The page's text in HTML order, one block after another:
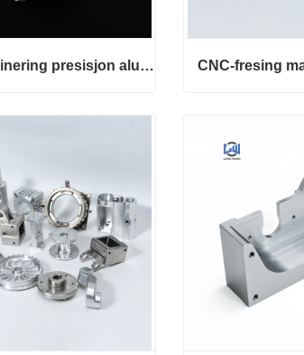
CNC maskinering presisjon aluminium maskinert metalldeler
CNC maskinering presisjon aluminium maskinert metalldeler